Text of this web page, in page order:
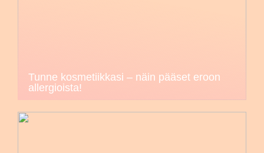
Tunne kosmetiikkasi – näin pääset eroon
allergioista!